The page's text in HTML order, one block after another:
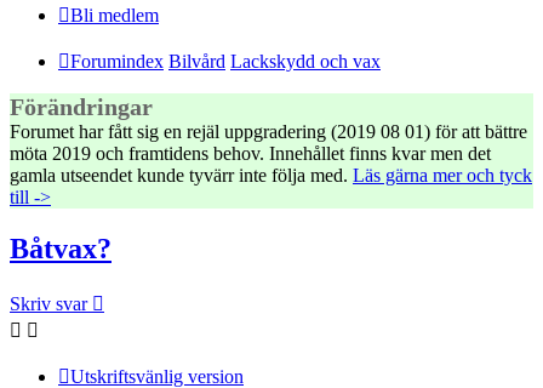
Bli medlem
Forumindex Bilvård Lackskydd och vax
Förändringar
Forumet har fått sig en rejäl uppgradering (2019 08 01) för att bättre
möta 2019 och framtidens behov. Innehållet finns kvar men det
gamla utseendet kunde tyvärr inte följa med. Läs gärna mer och tyck
till ->
Båtvax?
Skriv svar
Utskriftsvänlig version